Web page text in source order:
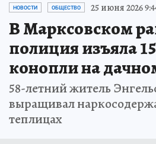
НОВОСТИ ОБЩЕСТВО 25 июня 2026
В Марксовском
полиция изъяла
конопли на
58-летний житель
выращивал
теплицах